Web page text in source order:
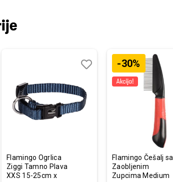
Flamingo Ogrlica
Ziggi Tamno Plava
XXS 15-25cm x
listu
želja
-30%
Flamingo Češalj sa
Zaobljenim
Zupcima Medium